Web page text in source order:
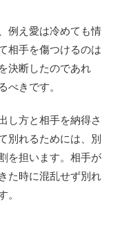
例え愛は冷めても情
相手を傷つけるのは
決断したのであれ
べきです。
し方と相手を納得さ
別れるためには、別
を担います。相手が
た時に混乱せず別れ
。